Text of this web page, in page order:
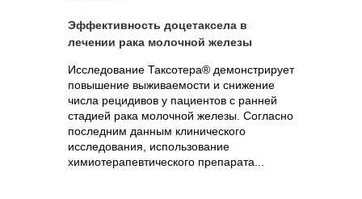
Эффективность доцетаксела в
лечении рака молочной железы
Исследование Таксотера® демонстрирует
повышение выживаемости и снижение
числа рецидивов у пациентов с ранней
стадией рака молочной железы. Согласно
последним данным клинического
исследования, использование
химиотерапевтического препарата...